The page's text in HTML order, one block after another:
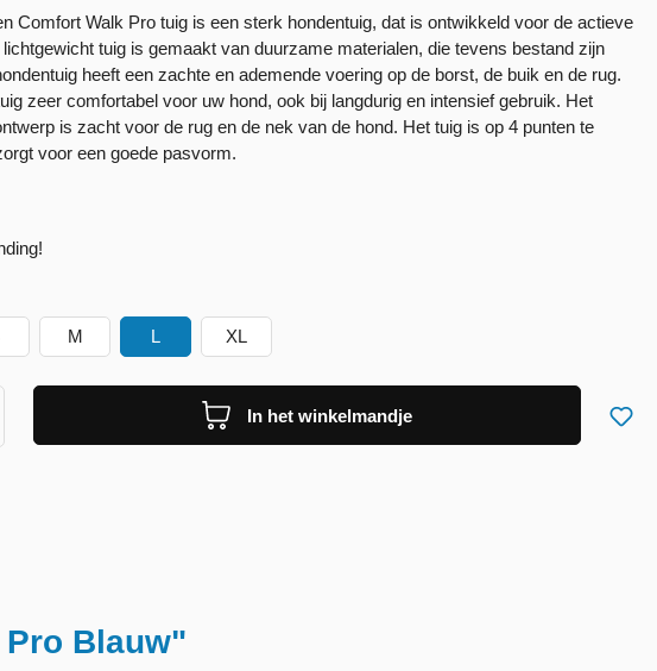
Comfort Walk Pro tuig is een sterk hondentuig, dat is ontwikkeld voor de actieve
lichtgewicht tuig is gemaakt van duurzame materialen, die tevens bestand zijn
heeft een zachte en ademende voering op de borst, de buik en de rug.
zeer comfortabel voor uw hond, ook bij langdurig en intensief gebruik. Het
is zacht voor de rug en de nek van de hond. Het tuig is op 4 punten te
voor een goede pasvorm.
M L XL
In het winkelmandje
Blauw"